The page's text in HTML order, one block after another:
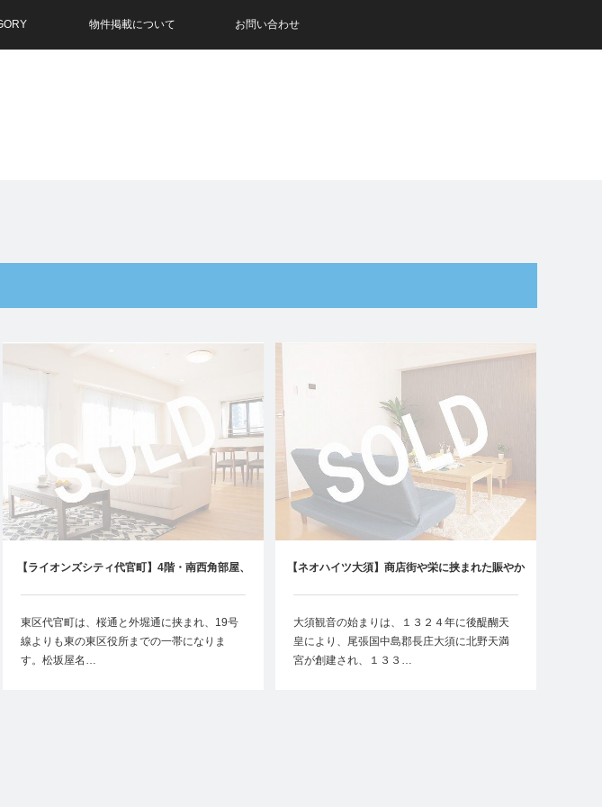
物件掲載について お問い合わせ
【ライオンズシティ代官町】4階・南西角部屋、
フルリノベーション物件
東区代官町は、桜通と外堀通に挟まれ、19号
線よりも東の東区役所までの一帯になりま
す。松坂屋名…
【ネオハイツ大須】商店街や栄に挟まれた賑やか
な立地にあるリノベーション物件
大須観音の始まりは、１３２４年に後醍醐天
皇により、尾張国中島郡長庄大須に北野天満
宮が創建され、１３３…